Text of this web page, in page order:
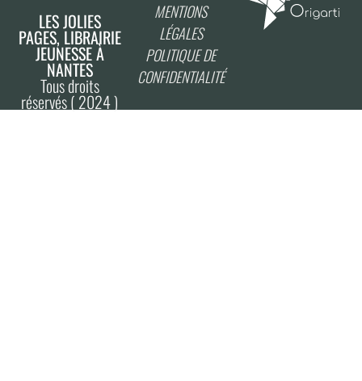
LES JOLIES
PAGES, LIBRAIRIE
JEUNESSE À
NANTES
Tous droits
réservés ( 2024 )
MENTIONS
LÉGALES
POLITIQUE DE
CONFIDENTIALITÉ